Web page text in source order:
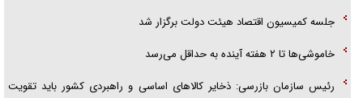
جلسه کمیسیون اقتصاد هیئت دولت برگزار شد
خاموشی‌ها تا ۲ هفته آینده به حداقل می‌رسد
رئیس سازمان بازرسی: ذخایر کالا‌های اساسی و راهبردی کشور باید تقویت